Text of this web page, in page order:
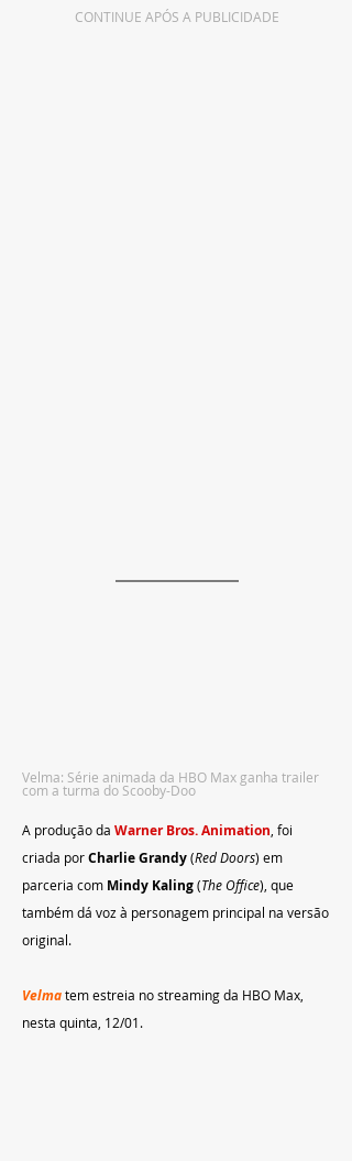
CONTINUE APÓS A PUBLICIDADE
Velma: Série animada da HBO Max ganha trailer
com a turma do Scooby-Doo
A produção da Warner Bros. Animation , foi
criada por Charlie Grandy (Red Doors) em
parceria com Mindy Kaling (The Office), que
também dá voz à personagem principal na versão
original.
Velma tem estreia no streaming da HBO Max,
nesta quinta, 12/01.